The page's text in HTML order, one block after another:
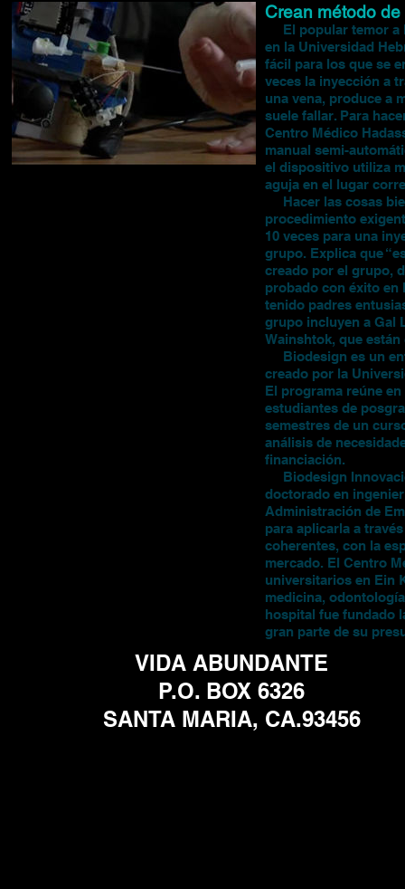
Crean método
El popular temor a
en la Universidad
fácil para los que se
veces la inyección a
una vena, produce a
suele fallar. Para
Centro Médico
manual semi-
el dispositivo utiliza
aguja en el lugar
Hacer las cosas
procedimiento
10 veces para una
grupo. Explica que
creado por el grupo,
probado con éxito en
tenido padres
grupo incluyen a Gal
Wainshtok, que
Biodesign es un
creado por la
El programa reúne
estudiantes de
semestres de un
análisis de
financiación.
Biodesign
doctorado en
Administración de
para aplicarla a
coherentes, con la
mercado. El Centro
universitarios en Ein
medicina,
hospital fue fundado
gran parte de su
VIDA ABUNDANTE
P.O. BOX 6326
SANTA MARIA, CA.93456